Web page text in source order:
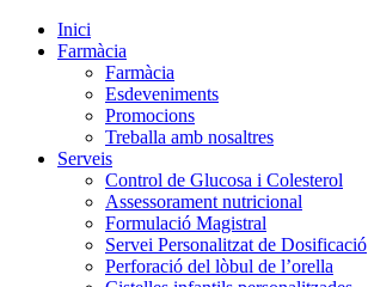
Inici
Farmàcia
Farmàcia
Esdeveniments
Promocions
Treballa amb nosaltres
Serveis
Control de Glucosa i Colesterol
Assessorament nutricional
Formulació Magistral
Servei Personalitzat de Dosificació
Perforació del lòbul de l’orella